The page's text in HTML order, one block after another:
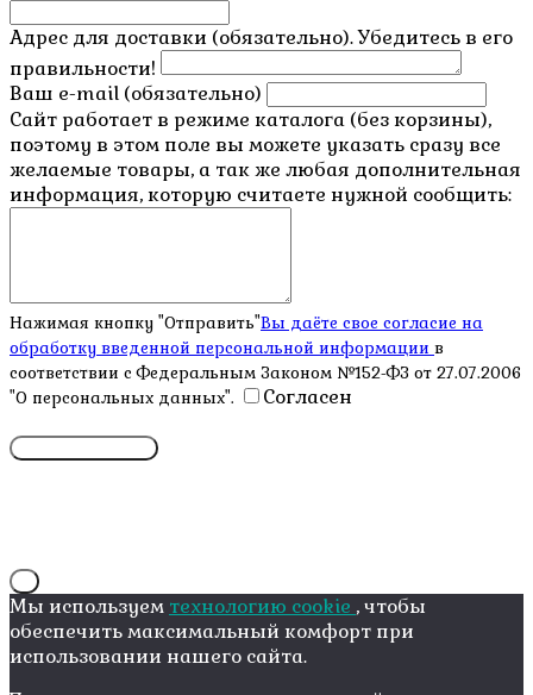
Адрес для доставки (обязательно). Убедитесь в его
правильности!
Ваш e-mail (обязательно)
Сайт работает в режиме каталога (без корзины),
поэтому в этом поле вы можете указать сразу все
желаемые товары, а так же любая дополнительная
информация, которую считаете нужной сообщить:
Нажимая кнопку "Отправить"Вы даёте свое согласие на
обработку введенной персональной информации в
соответствии с Федеральным Законом №152-ФЗ от 27.07.2006
"О персональных данных".
Согласен
Мы используем технологию cookie , чтобы
обеспечить максимальный комфорт при
использовании нашего сайта.